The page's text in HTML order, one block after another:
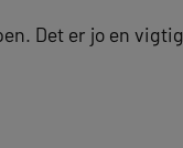
Det er jo en vigtig